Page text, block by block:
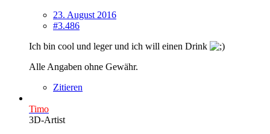
23. August 2016
#3.486
Ich bin cool und leger und ich will einen Drink
Alle Angaben ohne Gewähr.
Zitieren
Timo
3D-Artist